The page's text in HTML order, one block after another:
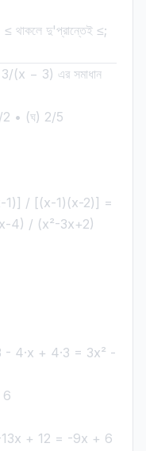
≤ থাকলে দু'প্রান্তেই ≤;
− 3) এর সমাধান
• (ঘ) 2/5
1)] / [(x-1)(x-2)] =
4) / (x²-3x+2)
- 4·x + 4·3 = 3x² -
6
+ 12 = -9x + 6